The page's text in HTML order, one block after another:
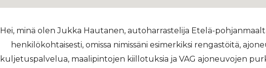
Hei, minä olen Jukka Hautanen, autoharrastelija Etelä-
henkilökohtaisesti, omissa nimissäni esimerkiksi rengastöitä,
kuljetuspalvelua, maalipintojen kiillotuksia ja VAG ajoneuvojen